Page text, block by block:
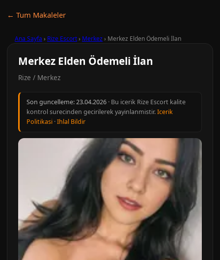
← Tum Makaleler
Ana Sayfa › Rize Escort› Merkez› Merkez Elden Ödemeli İlan
Merkez Elden Ödemeli İlan
Rize / Merkez
Son guncelleme:23.04.2026 · Bu icerik Rize Escort kalite
kontrol surecinden gecirilerek yayinlanmistir.Icerik
Politikasi ·Ihlal Bildir